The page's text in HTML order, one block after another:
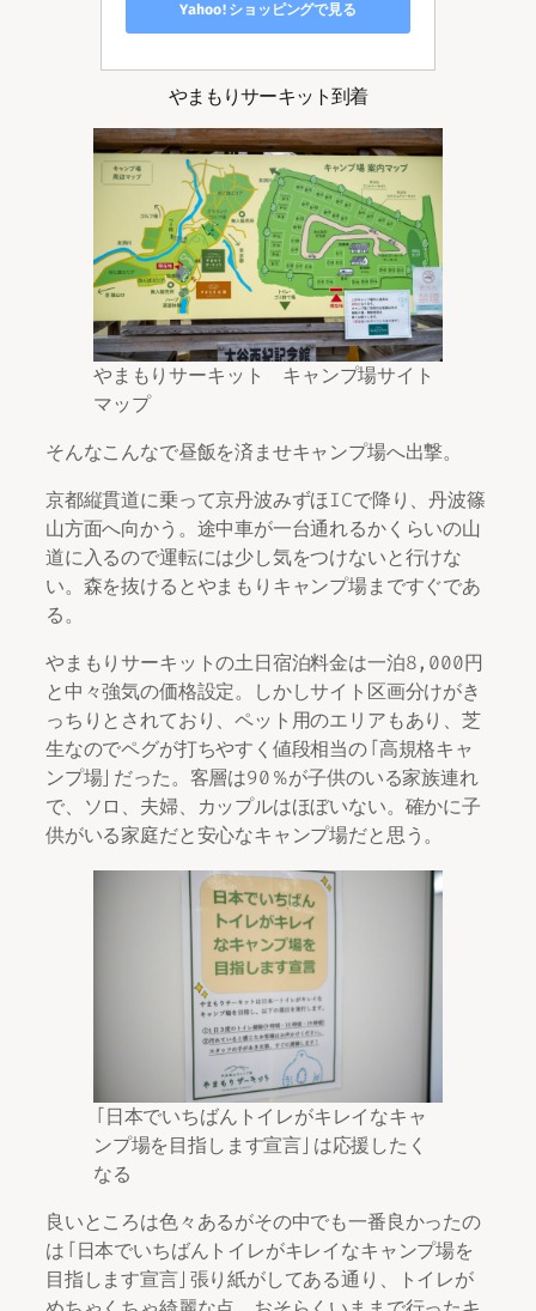
Yahoo!ショッピングで見る
やまもりサーキット到着
やまもりサーキット キャンプ場サイト
マップ
そんなこんなで昼飯を済ませキャンプ場へ出撃。
京都縦貫道に乗って京丹波みずほICで降り、丹波篠
山方面へ向かう。途中車が一台通れるかくらいの山
道に入るので運転には少し気をつけないと行けな
い。森を抜けるとやまもりキャンプ場まですぐであ
る。
やまもりサーキットの土日宿泊料金は一泊8,000円
と中々強気の価格設定。しかしサイト区画分けがき
っちりとされており、ペット用のエリアもあり、芝
生なのでペグが打ちやすく値段相当の「高規格キャ
ンプ場」だった。客層は90％が子供のいる家族連れ
で、ソロ、夫婦、カップルはほぼいない。確かに子
供がいる家庭だと安心なキャンプ場だと思う。
「日本でいちばんトイレがキレイなキャ
ンプ場を目指します宣言」は応援したく
なる
良いところは色々あるがその中でも一番良かったの
は「日本でいちばんトイレがキレイなキャンプ場を
目指します宣言」張り紙がしてある通り、トイレが